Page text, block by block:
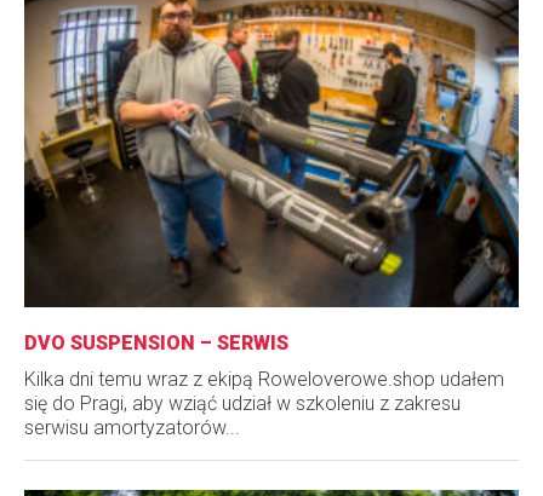
DVO SUSPENSION – SERWIS
Kilka dni temu wraz z ekipą Roweloverowe.shop udałem
się do Pragi, aby wziąć udział w szkoleniu z zakresu
serwisu amortyzatorów...